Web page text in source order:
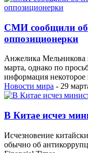
СМИ сообщили об
оппозиционерки
Анжелика Мельникова
марта, однако по
информация некоторое
Новости мира - 29
В Китае исчез
Исчезновение
обычно об